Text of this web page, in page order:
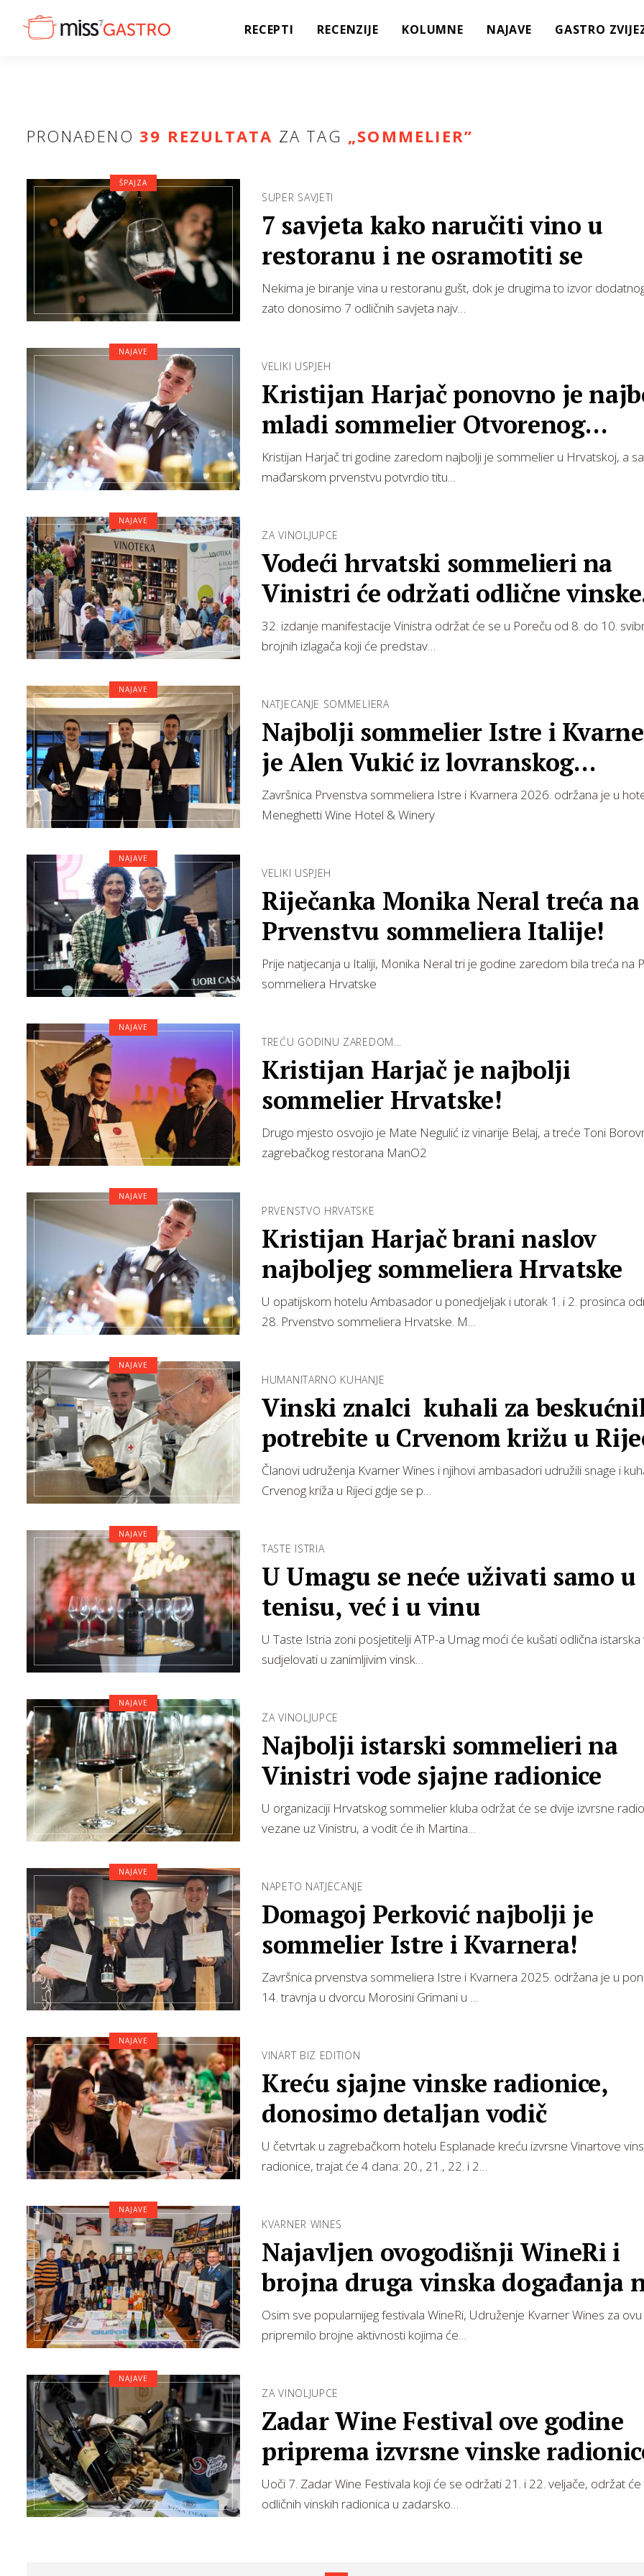
RECEPTI RECENZIJE KOLUMNE NAJAVE GASTRO
PRONAĐENO 39 REZULTATA ZA TAG „SOMMELIER”
SUPER SAVJETI
7 savjeta kako naručiti vino u
restoranu i ne osramotiti se
Nekima je biranje vina u restoranu gušt, dok je drugima to izvor
zato donosimo 7 odličnih savjeta najv…
ŠPAJZA
VELIKI USPJEH
Kristijan Harjač ponovno je
mladi sommelier Otvorenog
prvenstva Mađars…
Kristijan Harjač tri godine zaredom najbolji je sommelier u Hrvatskoj, a
mađarskom prvenstvu potvrdio titu…
NAJAVE
ZA VINOLJUPCE
Vodeći hrvatski sommelieri na
Vinistri će održati odlične vinske
radionice i vo…
32. izdanje manifestacije Vinistra održat će se u Poreču od 8. do 10.
brojnih izlagača koji će predstav…
NAJAVE
NATJECANJE SOMMELIERA
Najbolji sommelier Istre i
je Alen Vukić iz lovranskog
Ganeuma
Završnica Prvenstva sommeliera Istre i Kvarnera 2026. održana je u
Meneghetti Wine Hotel & Winery
NAJAVE
VELIKI USPJEH
Riječanka Monika Neral treća na
Prvenstvu sommeliera Italije!
Prije natjecanja u Italiji, Monika Neral tri je godine zaredom bila treća na
sommeliera Hrvatske
NAJAVE
TREĆU GODINU ZAREDOM...
Kristijan Harjač je najbolji
sommelier Hrvatske!
Drugo mjesto osvojio je Mate Negulić iz vinarije Belaj, a treće Toni
zagrebačkog restorana ManO2
NAJAVE
PRVENSTVO HRVATSKE
Kristijan Harjač brani naslov
najboljeg sommeliera Hrvatske
U opatijskom hotelu Ambasador u ponedjeljak i utorak 1. i 2. prosinca
28. Prvenstvo sommeliera Hrvatske. M…
NAJAVE
HUMANITARNO KUHANJE
Vinski znalci kuhali za
potrebite u Crvenom križu u
Članovi udruženja Kvarner Wines i njihovi ambasadori udružili snage i
Crvenog križa u Rijeci gdje se p…
NAJAVE
TASTE ISTRIA
U Umagu se neće uživati samo u
tenisu, već i u vinu
U Taste Istria zoni posjetitelji ATP-a Umag moći će kušati odlična istarska
sudjelovati u zanimljivim vinsk…
NAJAVE
ZA VINOLJUPCE
Najbolji istarski sommelieri na
Vinistri vode sjajne radionice
U organizaciji Hrvatskog sommelier kluba održat će se dvije izvrsne
vezane uz Vinistru, a vodit će ih Martina…
NAJAVE
NAPETO NATJECANJE
Domagoj Perković najbolji je
sommelier Istre i Kvarnera!
Završnica prvenstva sommeliera Istre i Kvarnera 2025. održana je u
14. travnja u dvorcu Morosini Grimani u …
NAJAVE
VINART BIZ EDITION
Kreću sjajne vinske radionice,
donosimo detaljan vodič
U četvrtak u zagrebačkom hotelu Esplanade kreću izvrsne Vinartove
radionice, trajat će 4 dana: 20., 21., 22. i 2…
NAJAVE
KVARNER WINES
Najavljen ovogodišnji WineRi i
brojna druga vinska događanja
Kvarneru
Osim sve popularnijeg festivala WineRi, Udruženje Kvarner Wines za
pripremilo brojne aktivnosti kojima će…
NAJAVE
ZA VINOLJUPCE
Zadar Wine Festival ove godine
priprema izvrsne vinske
Uoči 7. Zadar Wine Festivala koji će se održati 21. i 22. veljače, održat
odličnih vinskih radionica u zadarsko…
NAJAVE